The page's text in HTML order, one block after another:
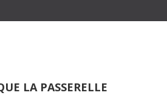
LA PASSERELLE